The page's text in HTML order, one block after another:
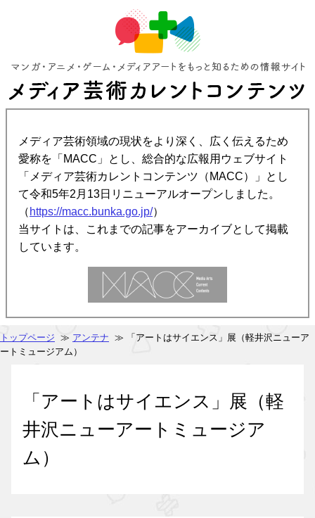
メディア芸術領域の現状をより深く、広く伝えるため
愛称を「MACC」とし、総合的な広報用ウェブサイト
「メディア芸術カレントコンテンツ（MACC）」とし
て令和5年2月13日リニューアルオープンしました。
（ https://macc.bunka.go.jp/）
当サイトは、これまでの記事をアーカイブとして掲載
しています。
トップページ ≫ アンテナ ≫ 「アートはサイエンス」展（軽井沢ニューア
ートミュージアム）
「アートはサイエンス」展（軽
井沢ニューアートミュージア
ム）